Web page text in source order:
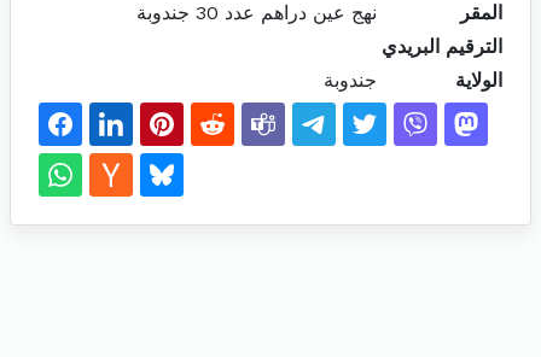
المقر
نهج عين دراهم عدد 30 جندوبة
الترقيم البريدي
الولاية
جندوبة